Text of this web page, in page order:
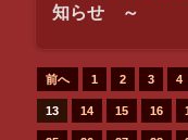
知らせ ～
前へ 1 2 3 4
13 14 15 16